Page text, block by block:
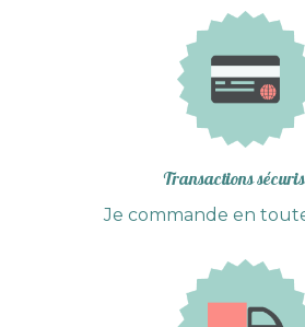
Les
être
choisies
sur
page
produit
Transactions
Je commande en